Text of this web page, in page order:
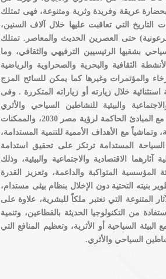
بحضارة عريقة وفريدة وثرية ومتنوعة، فهى تمتلك
التاريخ التي تعاقبت عليها خلال آلاف السنين،
حتى العصرين الحديث والمعاصر. تمتلك
بشقيها الرئيسيين الترفيهي والثقافي، وما
الثقافية والبحرية والصحراوية والرياضية
والمؤتمرات وغيرها كما يمكن للسائح المزج
خلال زيارته أو زياراته المتكررة . وفى
والبيئية للنشاطين السياحي والأثري
بتنوعاتهما وارتباطاتهما المختلفة، واتساقاً مع المبادئ الحاكمة لرؤية مصر 2030، والممكنات
وتماشياً مع الأهداف الأممية للتنمية المستدامة،
المستدامة ترتكز على تحقيق استدامة
الاقتصادية والاجتماعية والبيئية، وذلك
المؤسسية المتواكبة والداعمة، وتعزيز القدرة
بنيته التحتية دون الإخلال بنظام بيئى مستدام،
المتنوعة التي تعتبر ملكاً للبشرية، علاوة على
من التكنولوجيا الحديثة بالقطاعين، وتنمية
البيئة السياحية أو الأثرية، وتعظيم المنافع التي
السياحي والأثري.